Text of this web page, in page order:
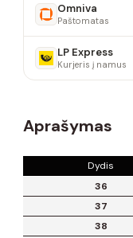
Omniva
Paštomatas
LP Express
Kurjeris į namus
Aprašymas
Dydis
36
37
38